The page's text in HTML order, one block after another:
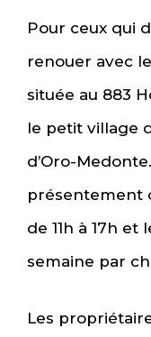
Pour ceux qui
renouer avec
située au 883
le petit village
d’Oro-
présentement
de 11h à 17h et
semaine par
Les